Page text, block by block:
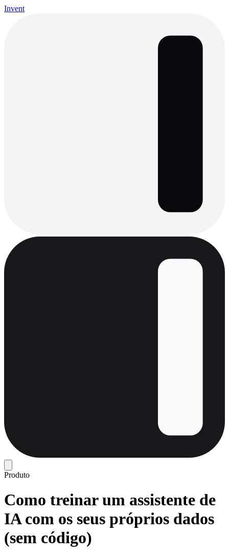
Invent
Produto
Como treinar um assistente de
IA com os seus próprios dados
(sem código)